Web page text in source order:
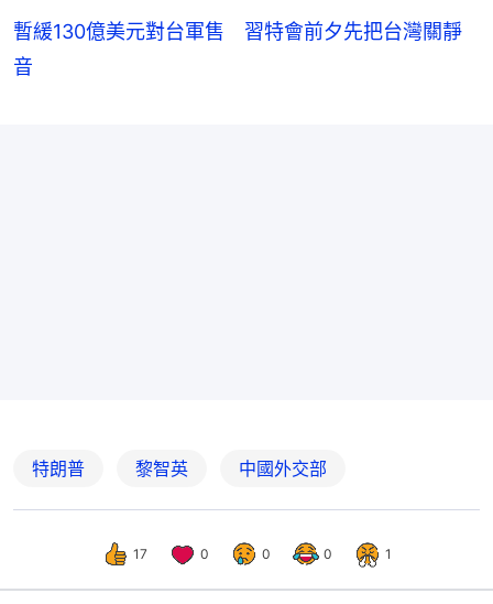
暫緩130億美元對台軍售 習特會前夕先把台灣關靜
音
特朗普 黎智英 中國外交部
17 0 0 0 1